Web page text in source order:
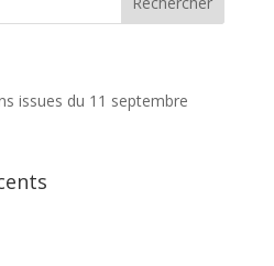
issues du 11 septembre